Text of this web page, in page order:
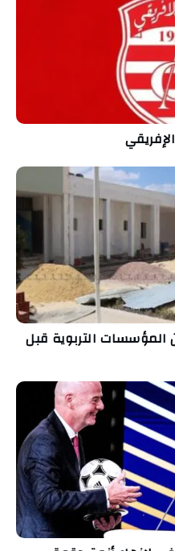
المؤسسات التربوية قبل